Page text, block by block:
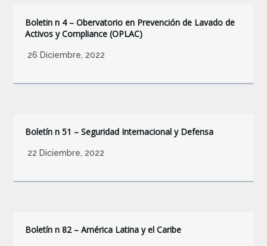
Boletin n 4 – Obervatorio en Prevención de Lavado de
Activos y Compliance (OPLAC)
26 Diciembre, 2022
Boletín n 51 – Seguridad Internacional y Defensa
22 Diciembre, 2022
Boletín n 82 – América Latina y el Caribe